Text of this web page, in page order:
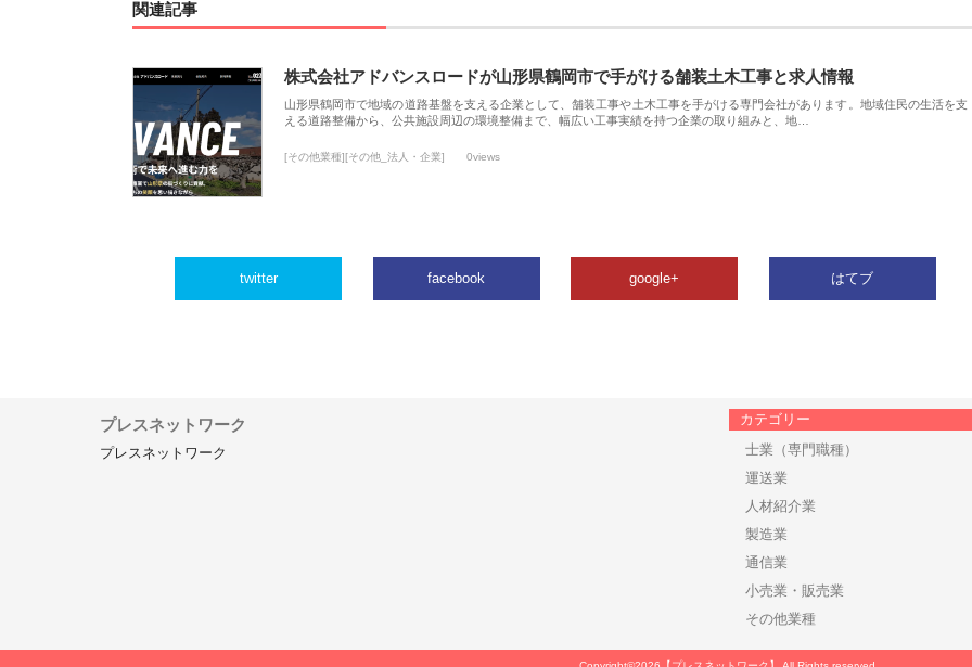
関連記事
株式会社アドバンスロードが山形県鶴岡市で手がける舗装土木工事と求人情報
山形県鶴岡市で地域の道路基盤を支える企業として、舗装工事や土木工事を手がける専門会社があります。地域住民の生活を支
える道路整備から、公共施設周辺の環境整備まで、幅広い工事実績を持つ企業の取り組みと、地…
[その他業種][その他_法人・企業] 0views
twitter facebook google+ はてブ
プレスネットワーク
プレスネットワーク
カテゴリー
士業（専門職種）
運送業
人材紹介業
製造業
通信業
小売業・販売業
その他業種